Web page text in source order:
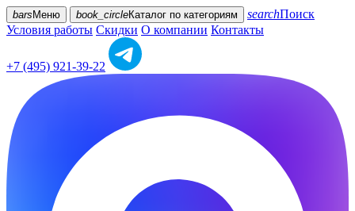
bars Меню book_circleКаталог по категориям searchПоиск
Условия работы Скидки О компании Контакты
+7 (495) 921-39-22